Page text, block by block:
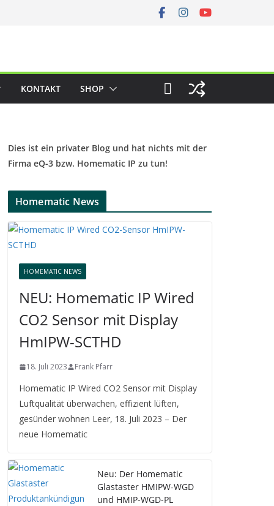
KONTAKT SHOP
Dies ist ein privater Blog und hat nichts mit der
Firma eQ-3 bzw. Homematic IP zu tun!
Homematic News
HOMEMATIC NEWS
NEU: Homematic IP Wired
CO2 Sensor mit Display
HmIPW-SCTHD
18. Juli 2023 Frank Pfarr
Homematic IP Wired CO2 Sensor mit Display
Luftqualität überwachen, effizient lüften,
gesünder wohnen Leer, 18. Juli 2023 – Der
neue Homematic
Neu: Der Homematic
Glastaster HMIPW-WGD
und HMIP-WGD-PL